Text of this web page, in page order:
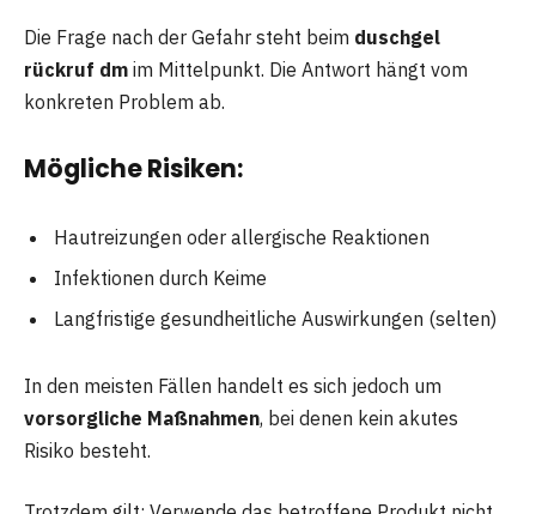
Die Frage nach der Gefahr steht beim duschgel
rückruf dm im Mittelpunkt. Die Antwort hängt vom
konkreten Problem ab.
Mögliche Risiken:
Hautreizungen oder allergische Reaktionen
Infektionen durch Keime
Langfristige gesundheitliche Auswirkungen (selten)
In den meisten Fällen handelt es sich jedoch um
vorsorgliche Maßnahmen, bei denen kein akutes
Risiko besteht.